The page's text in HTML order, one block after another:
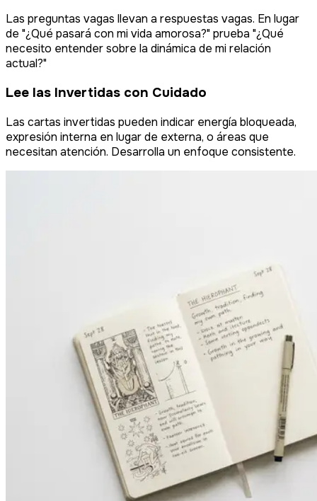
Las preguntas vagas llevan a respuestas vagas. En lugar
de "¿Qué pasará con mi vida amorosa?" prueba "¿Qué
necesito entender sobre la dinámica de mi relación
actual?"
Lee las Invertidas con Cuidado
Las cartas invertidas pueden indicar energía bloqueada,
expresión interna en lugar de externa, o áreas que
necesitan atención. Desarrolla un enfoque consistente.